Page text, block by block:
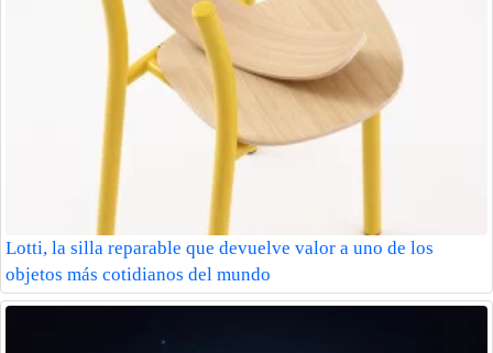
Lotti, la silla reparable que devuelve valor a uno de los
objetos más cotidianos del mundo